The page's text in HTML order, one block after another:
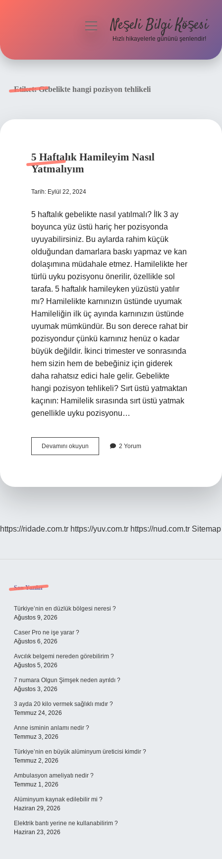
menüyüNeşeli Bilgi Köşesi
Hızlı hikayelerle gününü şenlendir!
Etiket:Gebelikte hangi pozisyon tehlikeli
5 Haftalık Hamileyim Nasıl
Yatmalıyım
Tarih: Eylül 22, 2024
5 haftalık gebelikte nasıl yatılmalı? İlk 3 ay
boyunca yüz üstü hariç her pozisyonda
uyuyabilirsiniz. Bu aylarda rahim küçük
olduğundan damarlara baskı yapmaz ve kan
dolaşımına müdahale etmez. Hamilelikte her
türlü uyku pozisyonu önerilir, özellikle sol
tarafa. 5 haftalık hamileyken yüzüstü yatılır
mı? Hamilelikte karnınızın üstünde uyumak
Hamileliğin ilk üç ayında karnınızın üstünde
uyumak mümkündür. Bu son derece rahat bir
pozisyondur çünkü karnınız henüz o kadar
büyük değildir. İkinci trimester ve sonrasında
hem sizin hem de bebeğiniz için giderek
daha rahatsız edici hale gelir. Gebelikte
hangi pozisyon tehlikeli? Sırt üstü yatmaktan
kaçının: Hamilelik sırasında sırt üstü yatmak
genellikle uyku pozisyonu…
Devamını okuyun
Haftalık
2 Yorum
https://ridade.com.tr https://yuv.com.tr https://nud.com.tr Sitemap
Sidebar
Son Yazılar
Türkiye’nin en düzlük bölgesi neresi ?
Ağustos 9, 2026
Caser Pro ne işe yarar ?
Ağustos 6, 2026
Avcılık belgemi nereden görebilirim ?
Ağustos 5, 2026
7 numara Olgun Şimşek neden ayrıldı ?
Ağustos 3, 2026
3 ayda 20 kilo vermek sağlıklı mıdır ?
Temmuz 24, 2026
Anne isminin anlamı nedir ?
Temmuz 3, 2026
Türkiye’nin en büyük alüminyum üreticisi kimdir ?
Temmuz 2, 2026
Ambulasyon ameliyatı nedir ?
Temmuz 1, 2026
Alüminyum kaynak edilebilir mi ?
Haziran 29, 2026
Elektrik bantı yerine ne kullanabilirim ?
Haziran 23, 2026